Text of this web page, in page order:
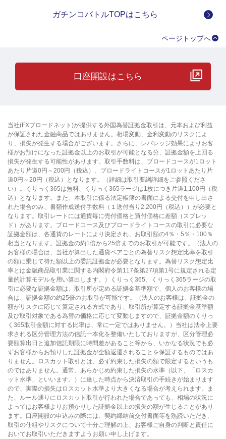
ガチンコバトルTOPはこちら
ページトップへ
口座開設はこちら
当社(FXブロードネット)が提供する外国為替証拠金取引は、元本および利益
が保証された金融商品ではありません。相場変動、金利変動のリスクによ
り、損失が発生する場合がございます。さらに、レバレッジ効果によりお客
様がお預けになった証拠金以上のお取引が可能となる分、証拠金額を上回る
損失が発生する可能性があります。取引手数料は、ブロードコースが1ロット
あたり片道0円～200円（税込）、ブロードライトコースが1ロットあたり片
道0円～20円（税込）となります。（詳細は取引要綱詳細をご参照くださ
い）。くりっく365は無料、くりっく365ラージは1枚につき片道1,100円（税
込）となります。また、本取引に係る法定帳簿の書面による交付を申し出さ
れた場合のみ、書類作成送付手数料（１送付当り2,200円（税込））が必要と
なります。取引レートには通貨毎に売付価格と買付価格に差額（スプレッ
ド）があります。ブロードコース及びブロードライトコースの取引に必要な
証拠金額は、各通貨のレートにより決定され、お取引額の4％・5％・100％
相当となります。証拠金の約1倍から25倍までのお取引が可能です。（法人の
お客様の場合は、当社が算出した通貨ペアごとの為替リスク想定比率を取引
の額に乗じて得た額以上の委託証拠金が必要となります。為替リスク想定比
率とは金融商品取引業に関する内閣府令第117条第27項第1号に規定される定
量的計算モデルを用い算出します。）くりっく365、くりっく365ラージの取
引に必要な証拠金額は、取引所が定める証拠金基準額で、個人のお客様の場
合は、証拠金額の約25倍のお取引が可能です。（法人のお客様は、証拠金の
額がリスクに応じて算定される方式であり、取引所が算定する証拠金基準額
及び取引対象である為替の価格に応じて変動しますので、証拠金額のくりっ
く365取引金額に対する比率は、常に一定ではありません。）当社は法令上要
求される区分管理方法の信託一本化を整備いたしておりますが、区分管理必
要額算出日と追加信託期限に時間差があること等から、いかなる状況でも必
ずお客様からお預りした証拠金が全額返還されることを保証するものではあ
りません。ロスカット取引とは、必ず約束した損失の額で限定するというも
のではありません。通常、あらかじめ約束した損失の水準（以下、「ロスカ
ット水準」といいます。）に達した時点から決済取引の手続きが始まります
ので、実際の損失はロスカット水準より大きくなる場合が考えられます。ま
た、ルール通りにロスカット取引が行われた場合であっても、相場の状況に
よってはお客様よりお預かりした証拠金以上の損失の額が生じることがあり
ます。口座開設の申込みの際には、契約締結前交付書面等を熟読いただき、
取引の仕組やリスクについて十分ご理解の上、お客様ご自身の判断と責任に
おいてお取引いただきますようお願い申し上げます。